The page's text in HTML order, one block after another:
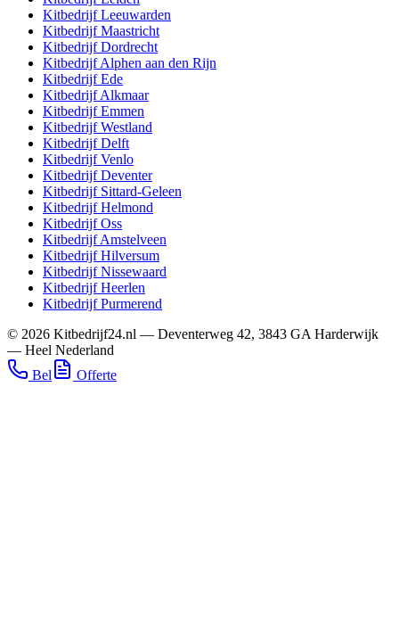
KitbedrijfLeeuwarden
KitbedrijfMaastricht
KitbedrijfDordrecht
KitbedrijfAlphen aan den Rijn
KitbedrijfEde
KitbedrijfAlkmaar
KitbedrijfEmmen
KitbedrijfWestland
KitbedrijfDelft
KitbedrijfVenlo
KitbedrijfDeventer
Kitbedrijf Sittard-Geleen
KitbedrijfHelmond
KitbedrijfOss
KitbedrijfAmstelveen
KitbedrijfHilversum
KitbedrijfNissewaard
KitbedrijfHeerlen
KitbedrijfPurmerend
© 2026 Kitbedrijf24.nl — Deventerweg 42, 3843 GA Harderwijk
— Heel Nederland
Bel
Offerte